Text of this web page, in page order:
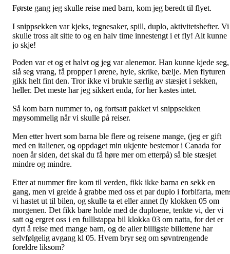
Første gang jeg skulle reise med barn, kom jeg beredt til flyet.
I snippsekken var kjeks, tegnesaker, spill, duplo, aktivitetshefter. Vi
skulle tross alt sitte to og en halv time innestengt i et fly! Alt kunne
jo skje!
Poden var et og et halvt og jeg var alenemor. Han kunne kjede seg,
slå seg vrang, få propper i ørene, hyle, skrike, bælje. Men flyturen
gikk helt fint den. Tror ikke vi brukte særlig av stæsjet i sekken,
heller. Det meste har jeg sikkert enda, for her kastes intet.
Så kom barn nummer to, og fortsatt pakket vi snippsekken
møysommelig når vi skulle på reiser.
Men etter hvert som barna ble flere og reisene mange, (jeg er gift
med en italiener, og oppdaget min ukjente bestemor i Canada for
noen år siden, det skal du få høre mer om etterpå) så ble stæsjet
mindre og mindre.
Etter at nummer fire kom til verden, fikk ikke barna en sekk en
gang, men vi greide å grabbe med oss et par duplo i forbifarta,
vi hastet ut til bilen, og skulle ta et eller annet fly klokken 05 om
morgenen. Det fikk bare holde med de duploene, tenkte vi, der vi
satt og ergret oss i en fulllstappa bil klokka 03 om natta, for det er
dyrt å reise med mange barn, og de aller billigste billettene har
selvfølgelig avgang kl 05. Hvem bryr seg om søvntrengende
foreldre liksom?